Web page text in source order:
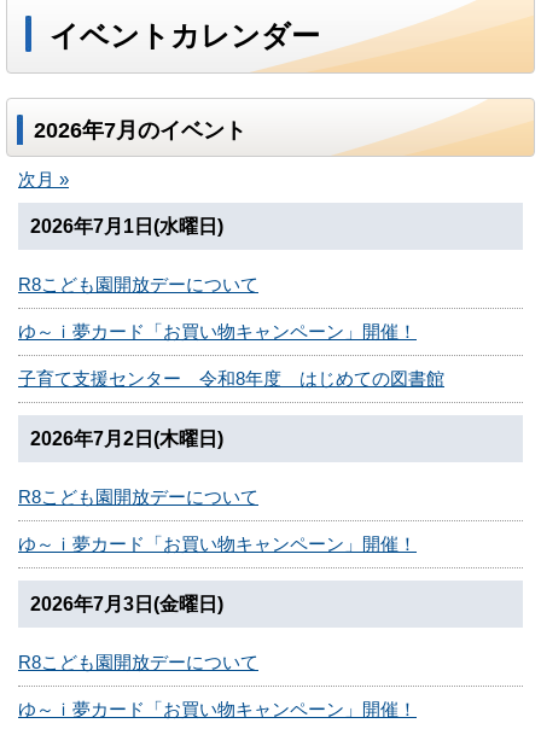
イベントカレンダー
2026年7月のイベント
次月 »
2026年7月1日(水曜日)
R8こども園開放デーについて
ゆ～ｉ夢カード「お買い物キャンペーン」開催！
子育て支援センター 令和8年度 はじめての図書館
2026年7月2日(木曜日)
R8こども園開放デーについて
ゆ～ｉ夢カード「お買い物キャンペーン」開催！
2026年7月3日(金曜日)
R8こども園開放デーについて
ゆ～ｉ夢カード「お買い物キャンペーン」開催！